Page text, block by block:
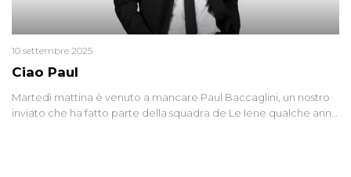
Ciao Paul
10 settembre 2025
Martedì mattina è venuto a mancare Paul Baccaglini, un nostro
inviato che ha fatto parte della squadra de Le Iene qualche anno